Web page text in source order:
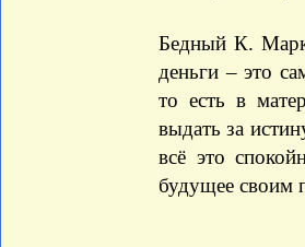
Бедный К.
деньги – это
то есть в
выдать за
всё это
будущее своим